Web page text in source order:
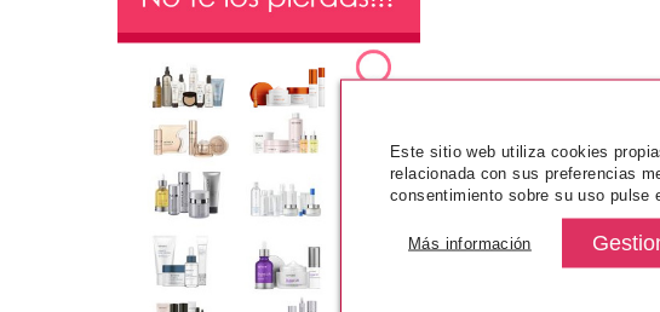
Este sitio web utiliza cookies
relacionada con sus preferencias
consentimiento sobre su uso pulse
Más información